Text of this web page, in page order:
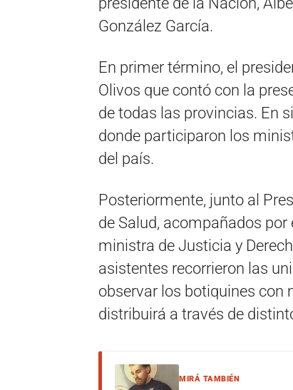
González García.
En primer término, el
Olivos que contó con la
de todas las provincias. En
donde participaron los
del país.
Posteriormente, junto al
de Salud, acompañados
ministra de Justicia y
asistentes recorrieron las
observar los botiquines con
distribuirá a través de
MIRÁ TAMBIÉN